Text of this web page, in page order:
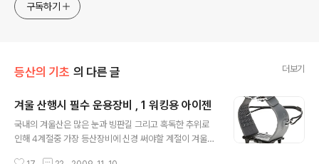
구독하기
등산의 기초 의 다른 글 더보기
겨울 산행시 필수 운용장비 , 1 워킹용 아이젠
국내의 겨울산은 많은 눈과 빙판길 그리고 혹독한 추위로
인해 4계절중 가장 등산장비에 신경 써야할 계절이 겨울산